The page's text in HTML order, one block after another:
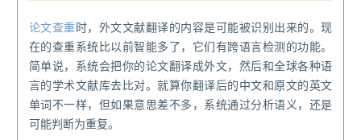
论文查重时，外文文献翻译的内容是可能被识别出来的。现
在的查重系统比以前智能多了，它们有跨语言检测的功能。
简单说，系统会把你的论文翻译成外文，然后和全球各种语
言的学术文献库去比对。就算你翻译后的中文和原文的英文
单词不一样，但如果意思差不多，系统通过分析语义，还是
可能判断为重复。